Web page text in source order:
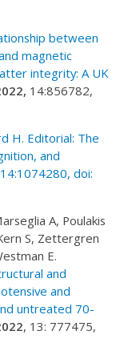
between
magnetic
integrity: A UK
14:856782,
H. Editorial: The
and
doi:
A, Poulakis
S, Zettergren
E.
and
and
untreated 70-
, 13: 777475,